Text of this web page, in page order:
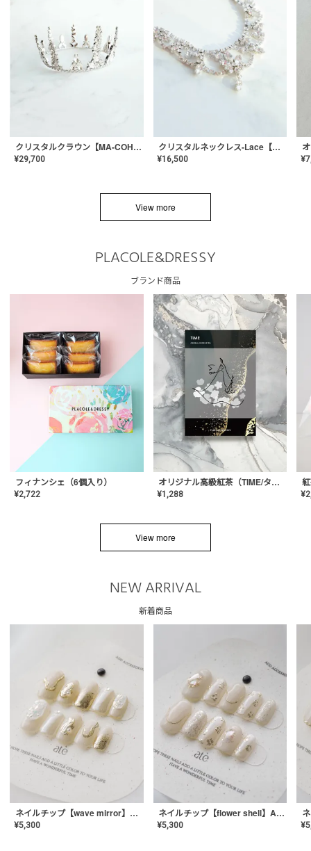
クリスタルクラウン【MA-COHD-01】韓国風クラウン/ウェディングクラウン/ティアラ
¥29,700
クリスタルネックレス-Lace【MA-CONL-02】
¥16,500 ¥
View more
PLACOLE&DRESSY
ブランド商品
フィナンシェ（6個入り）
¥2,722
オリジナル高級紅茶（TIME/タイム）【ギフト/プチギフト/プレゼント/内祝い/結婚式/オリジナル配合/高品質/ハーブティー/茶葉/記念日/お返し/手土産/美容/おしゃれ】
¥1,288 ¥
View more
NEW ARRIVAL
新着商品
ネイルチップ【wave mirror】AE-CONA-04
¥5,300
ネイルチップ【flower shell】AE-CONA-03
¥5,300 ¥